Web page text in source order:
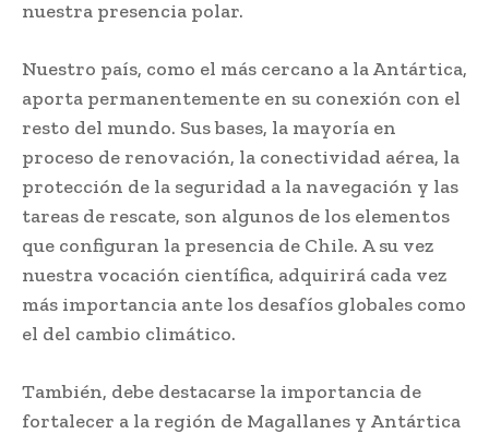
nuestra presencia polar.
Nuestro país, como el más cercano a la Antártica,
aporta permanentemente en su conexión con el
resto del mundo. Sus bases, la mayoría en
proceso de renovación, la conectividad aérea, la
protección de la seguridad a la navegación y las
tareas de rescate, son algunos de los elementos
que configuran la presencia de Chile. A su vez
nuestra vocación científica, adquirirá cada vez
más importancia ante los desafíos globales como
el del cambio climático.
También, debe destacarse la importancia de
fortalecer a la región de Magallanes y Antártica